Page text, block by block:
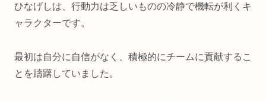
ひなげしは、行動力は乏しいものの冷静で機転が利くキ
ャラクターです。
最初は自分に自信がなく、積極的にチームに貢献するこ
とを躊躇していました。